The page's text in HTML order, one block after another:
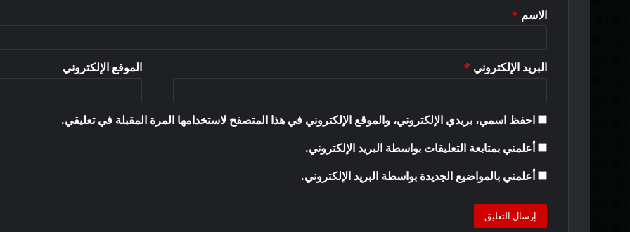
*
الاسم *
البريد الإلكتروني * الموقع الإلكتروني
احفظ اسمي، بريدي الإلكتروني، والموقع الإلكتروني في هذا المتصفح لاستخدامها المرة المقبلة في تعليقي.
أعلمني بمتابعة التعليقات بواسطة البريد الإلكتروني.
أعلمني بالمواضيع الجديدة بواسطة البريد الإلكتروني.